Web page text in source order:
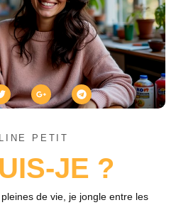
PETIT
JE ?
de vie, je jongle entre les